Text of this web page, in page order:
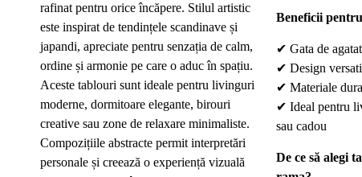
rafinat pentru orice încăpere. Stilul artistic
este inspirat de tendințele scandinave și
japandi, apreciate pentru senzația de calm,
ordine și armonie pe care o aduc în spațiu.
Aceste tablouri sunt ideale pentru livinguri
moderne, dormitoare elegante, birouri
creative sau zone de relaxare minimaliste.
Compozițiile abstracte permit interpretări
personale și creează o experiență vizuală
Beneficii
✔ Gata de agatat
✔ Design
✔ Materiale
✔ Ideal pentru
sau cadou
De ce să alegi